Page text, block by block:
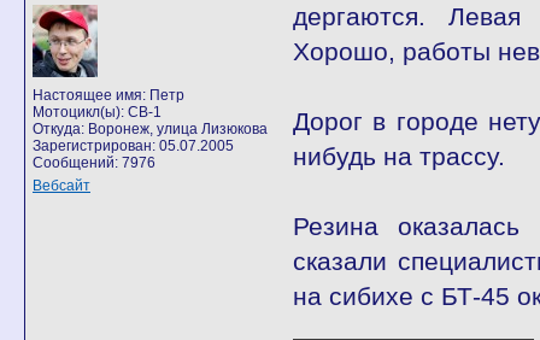
Настоящее имя: Петр
Мотоцикл(ы): CB-1
Откуда: Воронеж, улица Лизюкова
Зарегистрирован: 05.07.2005
Сообщений: 7976
Вебсайт
дергаются. Левая
Хорошо, работы
Дорог в городе
нибудь на трассу.
Резина
сказали
на сибихе с БТ-45